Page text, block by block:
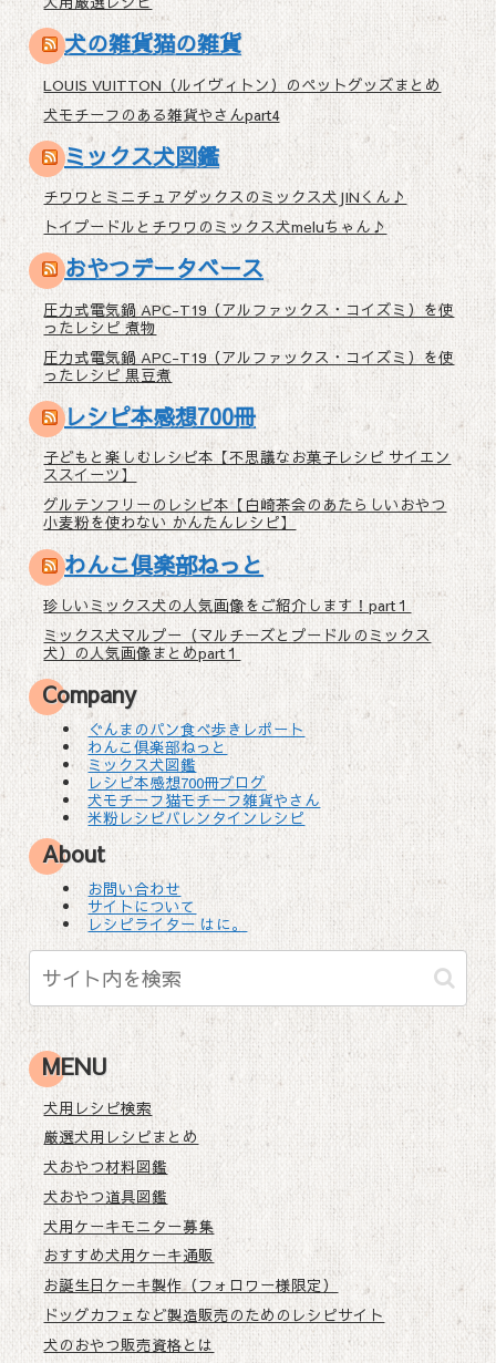
犬の雑貨猫の雑貨
LOUIS VUITTON（ルイヴィトン）のペットグッズまとめ
犬モチーフのある雑貨やさんpart4
ミックス犬図鑑
チワワとミニチュアダックスのミックス犬JINくん♪
トイプードルとチワワのミックス犬meluちゃん♪
おやつデータベース
圧力式電気鍋 APC-T19（アルファックス・コイズミ）を使
ったレシピ 煮物
圧力式電気鍋 APC-T19（アルファックス・コイズミ）を使
ったレシピ 黒豆煮
レシピ本感想700冊
子どもと楽しむレシピ本【不思議なお菓子レシピ サイエン
ススイーツ】
グルテンフリーのレシピ本【白崎茶会のあたらしいおやつ
小麦粉を使わない かんたんレシピ】
わんこ倶楽部ねっと
珍しいミックス犬の人気画像をご紹介します！part１
ミックス犬マルプー（マルチーズとプードルのミックス
犬）の人気画像まとめpart１
Company
ぐんまのパン食べ歩きレポート
わんこ倶楽部ねっと
ミックス犬図鑑
レシピ本感想700冊ブログ
犬モチーフ猫モチーフ雑貨やさん
米粉レシピバレンタインレシピ
About
お問い合わせ
サイトについて
レシピライター はに。
MENU
犬用レシピ検索
厳選犬用レシピまとめ
犬おやつ材料図鑑
犬おやつ道具図鑑
犬用ケーキモニター募集
おすすめ犬用ケーキ通販
お誕生日ケーキ製作（フォロワー様限定）
ドッグカフェなど製造販売のためのレシピサイト
犬のおやつ販売資格とは